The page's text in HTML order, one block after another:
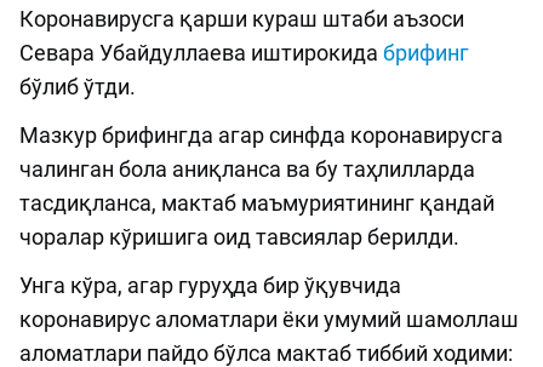
Коронавирусга қарши кураш штаби аъзоси
Севара Убайдуллаева иштирокида брифинг
бўлиб ўтди.
Мазкур брифингда агар синфда коронавирусга
чалинган бола аниқланса ва бу таҳлилларда
тасдиқланса, мактаб маъмуриятининг қандай
чоралар кўришига оид тавсиялар берилди.
Унга кўра, агар гуруҳда бир ўқувчида
коронавирус аломатлари ёки умумий шамоллаш
аломатлари пайдо бўлса мактаб тиббий ходими: